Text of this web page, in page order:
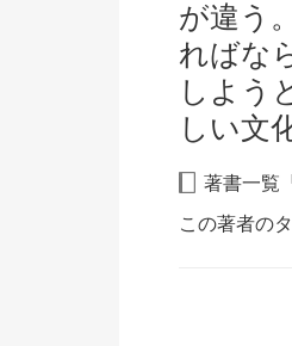
が違う
ればな
しよう
しい文
著書一覧
この著者の